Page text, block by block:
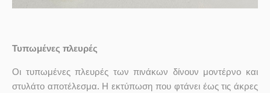
Τυπωμένες πλευρές
Οι τυπωμένες πλευρές των πινάκων δίνουν μοντέρνο και
στυλάτο αποτέλεσμα. Η εκτύπωση που φτάνει έως τις άκρες